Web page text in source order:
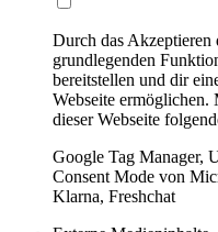
Durch das
grundlegenden
bereitstellen und dir
Webseite
dieser Webseite
Google Tag Manager,
Consent Mode von
Klarna, Freshchat